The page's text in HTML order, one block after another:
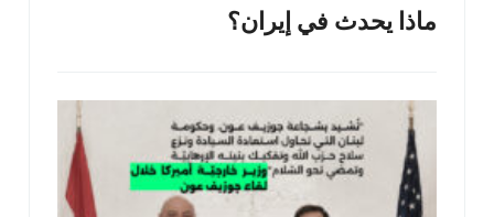
ماذا يحدث في إيران؟